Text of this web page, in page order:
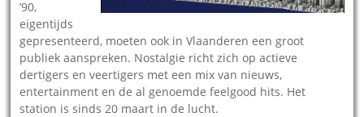
’90,
eigentijds
gepresenteerd, moeten ook in Vlaanderen een groot
publiek aanspreken. Nostalgie richt zich op actieve
dertigers en veertigers met een mix van nieuws,
entertainment en de al genoemde feelgood hits. Het
station is sinds 20 maart in de lucht.